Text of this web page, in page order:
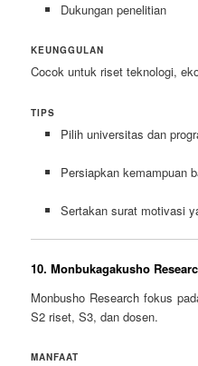
Dukungan penelitian
KEUNGGULAN
Cocok untuk riset teknologi,
TIPS
Pilih universitas dan
Persiapkan kemampuan
Sertakan surat motivasi
10. Monbukagakusho
Monbusho Research fokus
S2 riset, S3, dan dosen.
MANFAAT